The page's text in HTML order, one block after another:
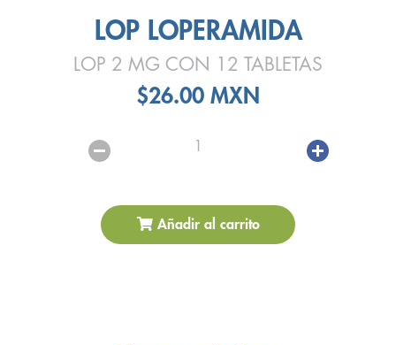
LOP LOPERAMIDA
LOP 2 MG CON 12 TABLETAS
$26.00 MXN
1
Añadir al carrito